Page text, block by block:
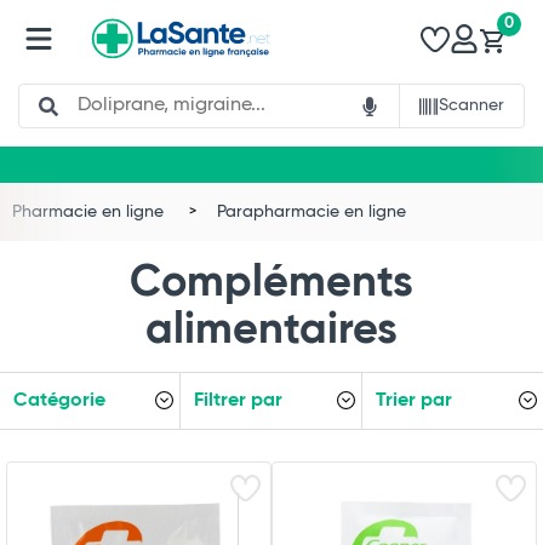
Search
Scanner
0
Pharmacie en ligne Parapharmacie en ligne
Compléments
alimentaires
Catégorie Filtrer par Trier par